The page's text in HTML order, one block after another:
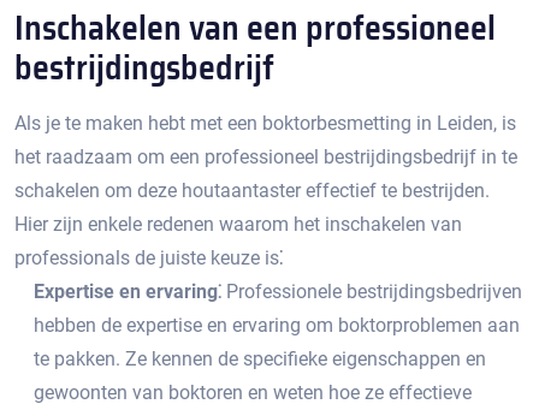
Inschakelen van een professioneel
bestrijdingsbedrijf
Als je te maken hebt met een boktorbesmetting in Leiden, is
het raadzaam om een professioneel bestrijdingsbedrijf in te
schakelen om deze houtaantaster effectief te bestrijden.​
Hier zijn enkele redenen waarom het inschakelen van
professionals de juiste keuze is⁚
Expertise en ervaring⁚ Professionele bestrijdingsbedrijven
hebben de expertise en ervaring om boktorproblemen aan
te pakken.​ Ze kennen de specifieke eigenschappen en
gewoonten van boktoren en weten hoe ze effectieve